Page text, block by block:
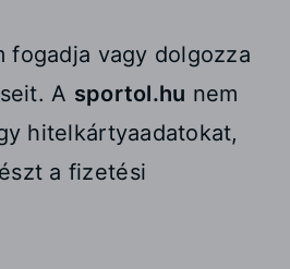
fogadja vagy dolgozza
A sportol.hu nem
hitelkártyaadatokat,
a fizetési